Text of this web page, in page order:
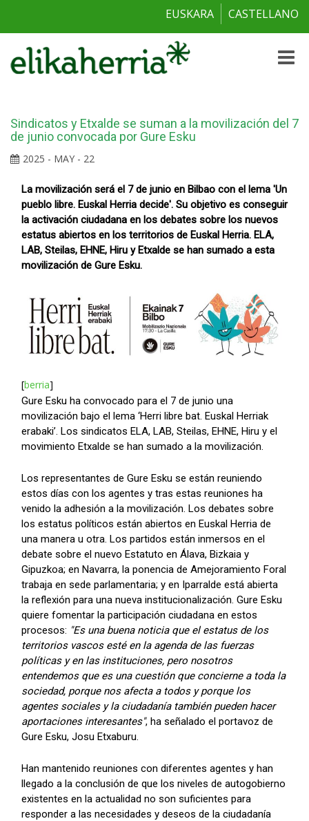
EUSKARA CASTELLANO
Toggle
Sindicatos y Etxalde se suman a la movilización del 7
de junio convocada por Gure Esku
2025 - MAY - 22
La movilización será el 7 de junio en Bilbao con el lema 'Un
pueblo libre. Euskal Herria decide'. Su objetivo es conseguir
la activación ciudadana en los debates sobre los nuevos
estatus abiertos en los territorios de Euskal Herria. ELA,
LAB, Steilas, EHNE, Hiru y Etxalde se han sumado a esta
movilización de Gure Esku.
[berria]
Gure Esku ha convocado para el 7 de junio una
movilización bajo el lema ‘Herri libre bat. Euskal Herriak
erabaki’. Los sindicatos ELA, LAB, Steilas, EHNE, Hiru y el
movimiento Etxalde se han sumado a la movilización.
Los representantes de Gure Esku se están reuniendo
estos días con los agentes y tras estas reuniones ha
venido la adhesión a la movilización. Los debates sobre
los estatus políticos están abiertos en Euskal Herria de
una manera u otra. Los partidos están inmersos en el
debate sobre el nuevo Estatuto en Álava, Bizkaia y
Gipuzkoa; en Navarra, la ponencia de Amejoramiento Foral
trabaja en sede parlamentaria; y en Iparralde está abierta
la reflexión para una nueva institucionalización. Gure Esku
quiere fomentar la participación ciudadana en estos
procesos: "Es una buena noticia que el estatus de los
territorios vascos esté en la agenda de las fuerzas
políticas y en las instituciones, pero nosotros
entendemos que es una cuestión que concierne a toda la
sociedad, porque nos afecta a todos y porque los
agentes sociales y la ciudadanía también pueden hacer
aportaciones interesantes", ha señalado el portavoz de
Gure Esku, Josu Etxaburu.
Han mantenido reuniones con diferentes agentes y han
llegado a la conclusión de que los niveles de autogobierno
existentes en la actualidad no son suficientes para
responder a las necesidades y deseos de la ciudadanía